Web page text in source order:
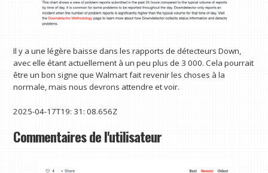
Il y a une légère baisse dans les rapports de détecteurs Down,
avec elle étant actuellement à un peu plus de 3 000. Cela pourrait
être un bon signe que Walmart fait revenir les choses à la
normale, mais nous devrons attendre et voir.
2025-04-17T19: 31: 08.656Z
Commentaires de l'utilisateur